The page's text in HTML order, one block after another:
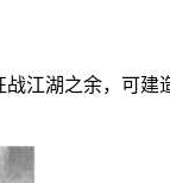
江湖之余，可